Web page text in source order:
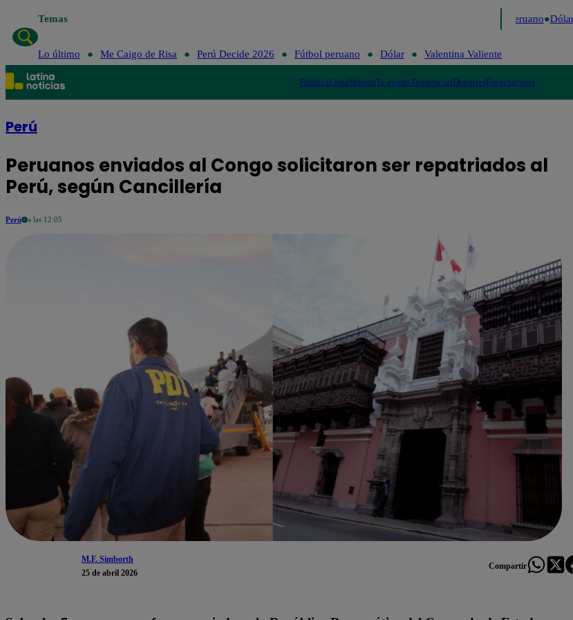
Temas Fútbol peruano Dólar
Lo último Me Caigo de Risa Perú Decide 2026 Fútbol peruano Dólar Valentina Valiente
PolíticaLimaMundoTe ayudoTendenciasDeportesEspectáculos
Perú
Peruanos enviados al Congo solicitaron ser repatriados al
Perú, según Cancillería
Perú a las 12:05
M.F. Simborth
25 de abril 2026
Compartir